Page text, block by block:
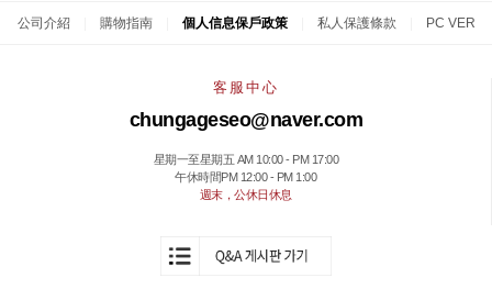
公司介紹 購物指南 個人信息保戶政策 私人保護條款 PC VER
客服中心
chungageseo@naver.com
星期一至星期五 AM 10:00 - PM 17:00
午休時間PM 12:00 - PM 1:00
週末，公休日休息